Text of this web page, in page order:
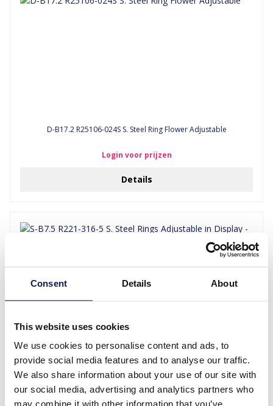
Consent Details About
This website uses cookies
We use cookies to personalise content and ads, to
provide social media features and to analyse our traffic.
We also share information about your use of our site with
our social media, advertising and analytics partners who
D-B17.2 R25106-024S S. Steel Ring Flower Adjustable
Login voor prijzen
Details
S-B7.5 R221-316-5 S. Steel Rings Adjustable in Display - 36pcs Red
Login voor prijzen